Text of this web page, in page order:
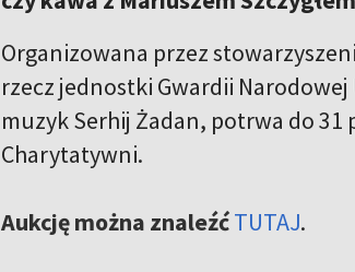
Organizowana przez
rzecz jednostki Gwardii
muzyk Serhij Żadan, potrwa do
Charytatywni.
Aukcję można znaleźćTUTAJ.